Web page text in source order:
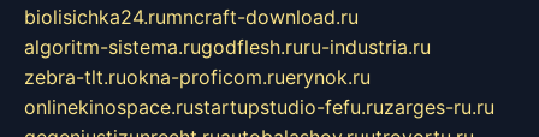
biolisichka24.rumncraft-download.ru
algoritm-sistema.rugodflesh.ruru-industria.ru
zebra-tlt.ruokna-proficom.ruerynok.ru
onlinekinospace.rustartupstudio-fefu.ruzarges-ru.ru